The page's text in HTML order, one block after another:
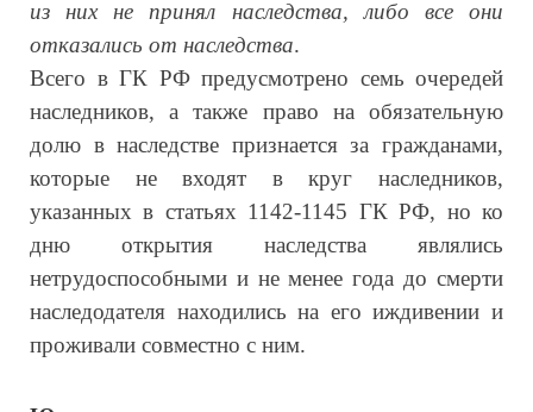
из них не принял наследства, либо все они
отказались от наследства.
Всего в ГК РФ предусмотрено семь очередей
наследников, а также право на обязательную
долю в наследстве признается за гражданами,
которые не входят в круг наследников,
указанных в статьях 1142-1145 ГК РФ, но ко
дню открытия наследства являлись
нетрудоспособными и не менее года до смерти
наследодателя находились на его иждивении и
проживали совместно с ним.